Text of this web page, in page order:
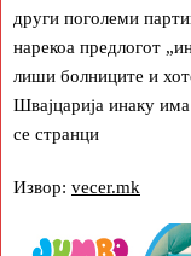
други поголеми
нарекоа предлогот
лиши болниците и
Швајцарија инаку
се странци
Извор: vecer.mk